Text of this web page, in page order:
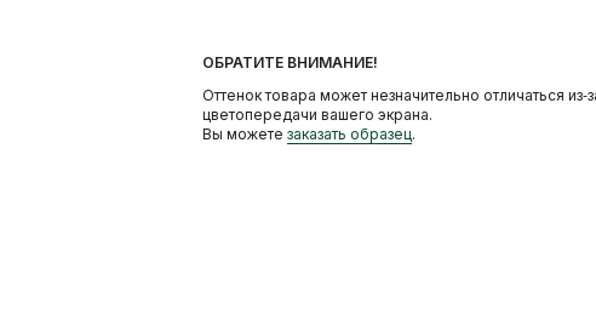
ОБРАТИТЕ ВНИМАНИЕ!
Оттенок товара может незначительно отличаться
цветопередачи вашего экрана.
Вы можете заказать образец.